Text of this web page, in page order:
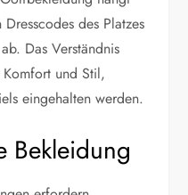
des Platzes
Das Verständnis
und Stil,
eingehalten werden.
Bekleidung